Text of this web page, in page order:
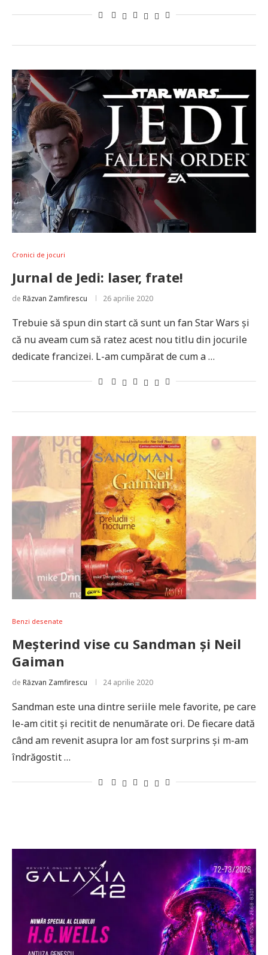
Cronici de jocuri
Jurnal de Jedi: laser, frate!
de Răzvan Zamfirescu 26 aprilie 2020
Trebuie să spun din start că sunt un fan Star Wars și
că nu aveam cum să ratez acest nou titlu din jocurile
dedicate francizei. L-am cumpărat de cum a …
Benzi desenate
Meșterind vise cu Sandman și Neil
Gaiman
de Răzvan Zamfirescu 24 aprilie 2020
Sandman este una dintre seriile mele favorite, pe care
le-am citit și recitit de nenumărate ori. De fiecare dată
când am revenit asupra lor am fost surprins și m-am
îndrăgostit …